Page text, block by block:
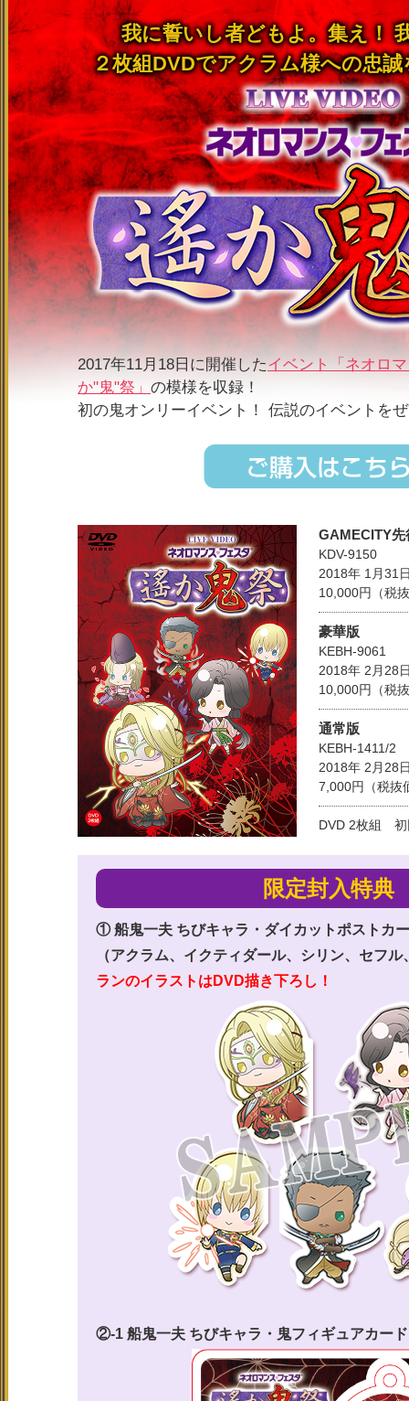
我に誓いし者どもよ。集え！
２枚組DVDでアクラム様への忠
2017年11月18日に開催したイベント「ネオロ
か"鬼"祭」 の模様を収録！
初の鬼オンリーイベント！ 伝説のイベントを
GAMECITY先
KDV-9150
2018年 1月31
10,000円（税
豪華版
KEBH-9061
2018年 2月28
10,000円（税
通常版
KEBH-1411/2
2018年 2月28
7,000円（税抜
DVD 2枚組 初
限定封入特典
① 船鬼一夫 ちびキャラ・ダイカットポストカ
（アクラム、イクティダール、シリン、セフル
ランのイラストはDVD描き下ろし！
②-1 船鬼一夫 ちびキャラ・鬼フィギュアカー